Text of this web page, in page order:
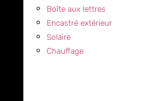
Boîte aux lettres
Encastré extérieur
Solaire
Chauffage